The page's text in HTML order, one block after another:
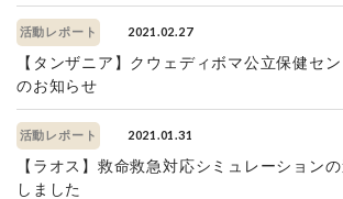
活動レポート 2021.02.27
【タンザニア】クウェディボマ公立保健セ
のお知らせ
活動レポート 2021.01.31
【ラオス】救命救急対応シミュレーション
しました